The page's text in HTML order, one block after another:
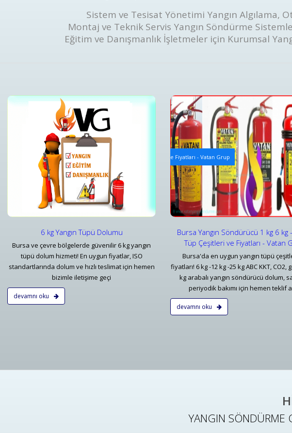
Sistem ve Tesisat Yönetimi Yangın Algılama,
Montaj ve Teknik Servis Yangın Söndürme
Eğitim ve Danışmanlık İşletmeler için Kurumsal
6 kg Yangın Tüpü Dolumu
Bursa ve çevre bölgelerde güvenilir 6 kg yangın
tüpü dolum hizmeti! En uygun fiyatlar, ISO
standartlarında dolum ve hızlı teslimat için hemen
bizimle iletişime geçi
devamnı oku
Yangın Tüpü Satışı ve Ekipman Tedariki
Bursa Yangın Söndürücü 1 kg 6 kg - 50 kg Tüp Çeşitleri ve Fiyatları - Vatan Grup
Detaylar
Bursa Yangın Söndürücü 1 kg 6 kg
Tüp Çeşitleri ve Fiyatları - Vatan
Bursa'da en uygun yangın tüpü
fiyatları! 6 kg -12 kg -25 kg ABC KKT, CO2,
kg arabalı yangın söndürücü dolum,
periyodik bakımı için hemen teklif
devamnı oku
Tavan Tipi Otomatik Söndürücüler
Tavan Tipi Otomatik ''Sprinkler'' Başlıklı
Detaylar
YANGIN SÖNDÜRME